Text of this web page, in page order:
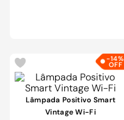
-14%
Lâmpada Positivo Smart
Vintage Wi-Fi